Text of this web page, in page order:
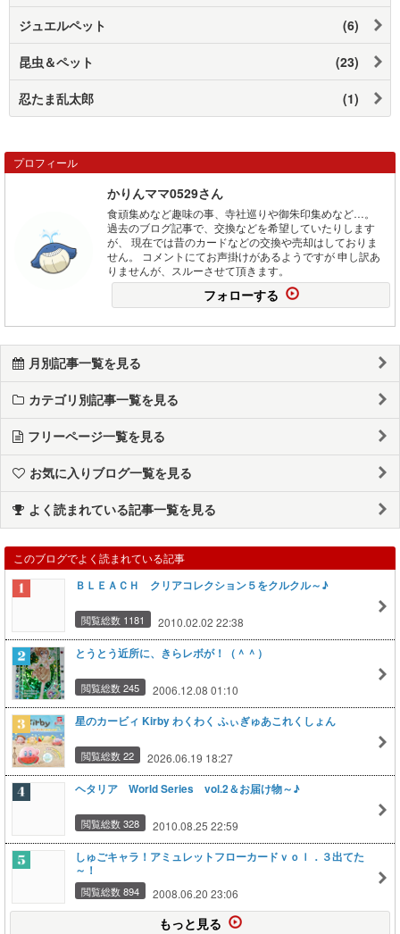
ジュエルペット (6)
昆虫＆ペット (23)
忍たま乱太郎 (1)
プロフィール
かりんママ0529さん
食頑集めなど趣味の事、寺社巡りや御朱印集めなど…。
過去のブログ記事で、交換などを希望していたりします
が、 現在では昔のカードなどの交換や売却はしておりま
せん。 コメントにてお声掛けがあるようですが 申し訳あ
りませんが、スルーさせて頂きます。
フォローする
月別記事一覧を見る
カテゴリ別記事一覧を見る
フリーページ一覧を見る
お気に入りブログ一覧を見る
よく読まれている記事一覧を見る
このブログでよく読まれている記事
ＢＬＥＡＣＨ クリアコレクション５をクルクル～♪
閲覧総数 1181 2010.02.02 22:38
とうとう近所に、きらレボが！（＾＾）
閲覧総数 245 2006.12.08 01:10
星のカービィ Kirby わくわく ふぃぎゅあこれくしょん
閲覧総数 22 2026.06.19 18:27
ヘタリア World Series vol.2＆お届け物～♪
閲覧総数 328 2010.08.25 22:59
しゅごキャラ！アミュレットフローカードｖｏｌ．３出てた
～！
閲覧総数 894 2008.06.20 23:06
もっと見る